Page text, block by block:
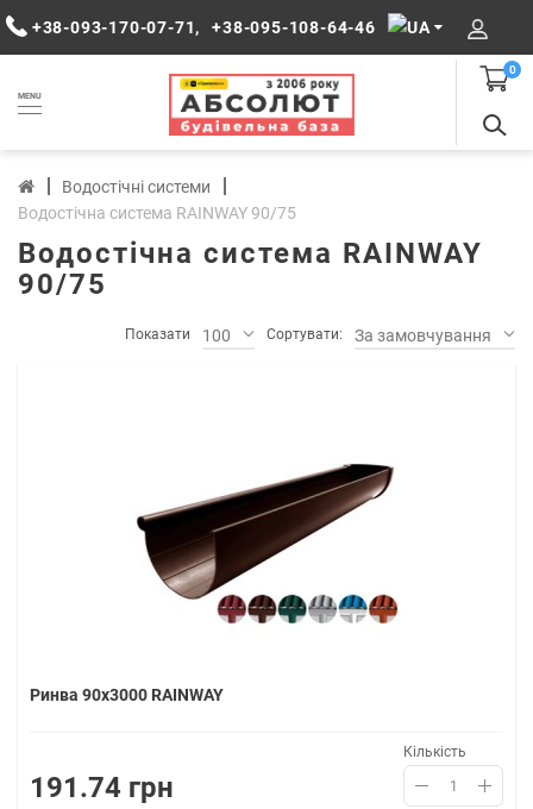
+38-093-170-07-71, +38-095-108-64-46
MENU
0
Водостічні системи
Водостічна система RAINWAY 90/75
Водостічна система RAINWAY
90/75
Показати 100 Сортувати: За замовчуванням
Ринва 90х3000 RAINWAY
191.74 грн
Кількість